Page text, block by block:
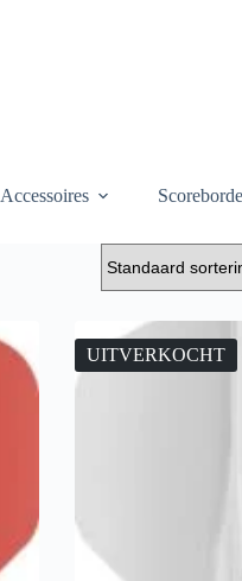
Accessoires
UITVERKOCHT